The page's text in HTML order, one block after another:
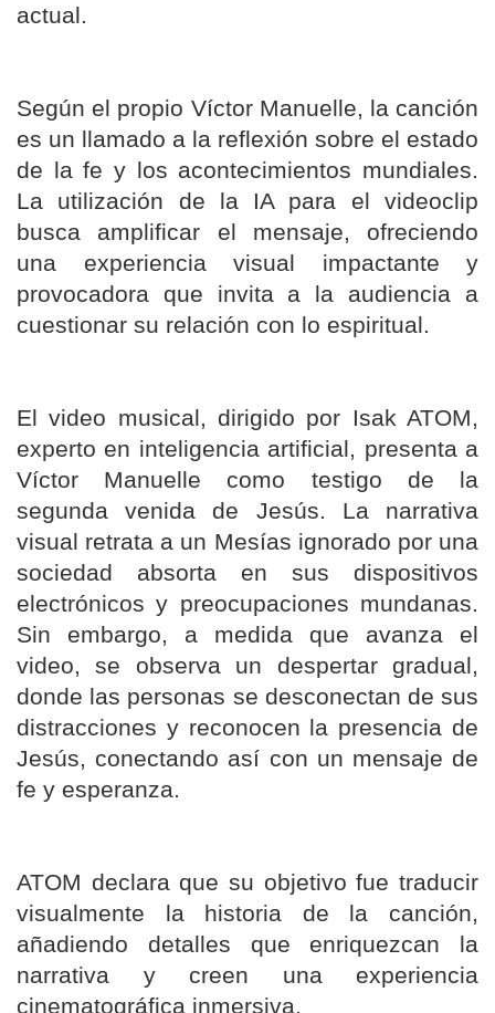
actual.
Según el propio Víctor Manuelle, la canción
es un llamado a la reflexión sobre el estado
de la fe y los acontecimientos mundiales.
La utilización de la IA para el videoclip
busca amplificar el mensaje, ofreciendo
una experiencia visual impactante y
provocadora que invita a la audiencia a
cuestionar su relación con lo espiritual.
El video musical, dirigido por Isak ATOM,
experto en inteligencia artificial, presenta a
Víctor Manuelle como testigo de la
segunda venida de Jesús. La narrativa
visual retrata a un Mesías ignorado por una
sociedad absorta en sus dispositivos
electrónicos y preocupaciones mundanas.
Sin embargo, a medida que avanza el
video, se observa un despertar gradual,
donde las personas se desconectan de sus
distracciones y reconocen la presencia de
Jesús, conectando así con un mensaje de
fe y esperanza.
ATOM declara que su objetivo fue traducir
visualmente la historia de la canción,
añadiendo detalles que enriquezcan la
narrativa y creen una experiencia
cinematográfica inmersiva.